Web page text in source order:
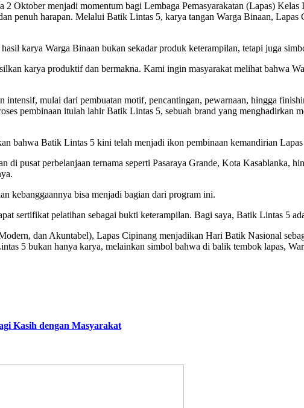
2 Oktober menjadi momentum bagi Lembaga Pemasyarakatan (Lapas)
penuh harapan. Melalui Batik Lintas 5, karya tangan Warga Binaan,
karya Warga Binaan bukan sekadar produk keterampilan, tetapi juga
karya produktif dan bermakna. Kami ingin masyarakat melihat bahwa
mulai dari pembuatan motif, pencantingan, pewarnaan, hingga
pembinaan itulah lahir Batik Lintas 5, sebuah brand yang menghadirkan
bahwa Batik Lintas 5 kini telah menjadi ikon pembinaan kemandirian
di pusat perbelanjaan ternama seperti Pasaraya Grande, Kota Kasablanka,
kebanggaannya bisa menjadi bagian dari program ini.
sertifikat pelatihan sebagai bukti keterampilan. Bagi saya, Batik Lintas 5
dan Akuntabel), Lapas Cipinang menjadikan Hari Batik Nasional
5 bukan hanya karya, melainkan simbol bahwa di balik tembok lapas,
Kasih dengan Masyarakat